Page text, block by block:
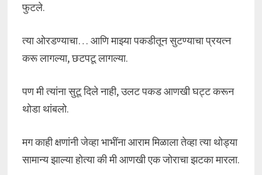
फुटले.
त्या ओरडण्याचा… आणि माझ्या पकडीतून सुटण्याचा प्रयत्न
करू लागल्या, छटपटू लागल्या.
पण मी त्यांना सुटू दिले नाही, उलट पकड आणखी घट्ट करून
थोडा थांबलो.
मग काही क्षणांनी जेव्हा भाभींना आराम मिळाला तेव्हा त्या थोड्या
सामान्य झाल्या होत्या की मी आणखी एक जोराचा झटका मारला.